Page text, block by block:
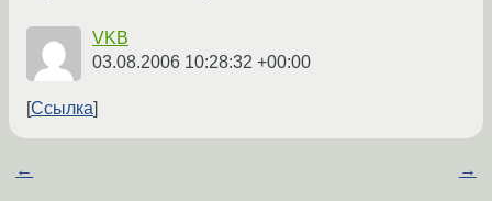
VKB
03.08.2006 10:28:32 +00:00
Ссылка
← →